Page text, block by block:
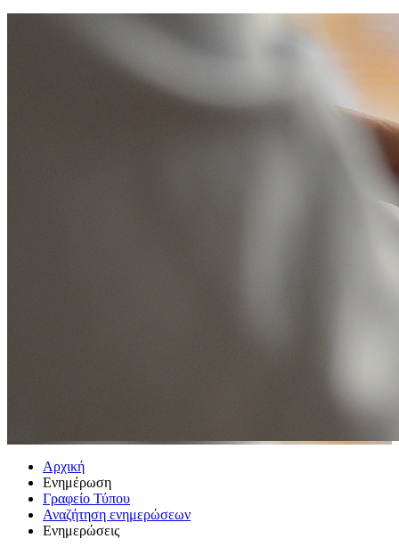
Αρχική
Ενημέρωση
Γραφείο Τύπου
Αναζήτηση ενημερώσεων
Ενημερώσεις